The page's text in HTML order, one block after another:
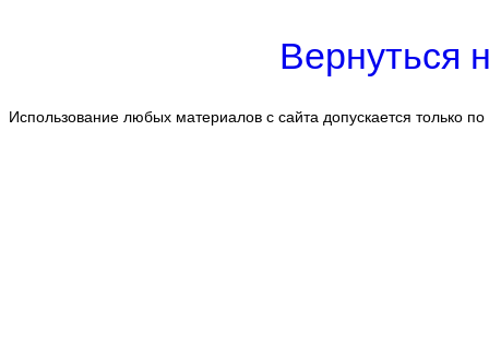
Вернуться
Использование любых материалов с сайта допускается только